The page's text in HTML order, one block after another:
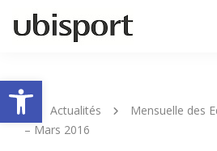
Ouvrir la barre
Actualités
Mensuelle des
– Mars 2016